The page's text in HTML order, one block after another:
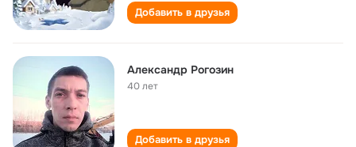
Добавить в друзья
Александр Рогозин
40 лет
Добавить в друзья